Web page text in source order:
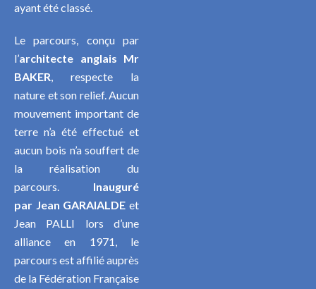
ayant été classé.
Le parcours, conçu par
l’architecte anglais Mr
BAKER, respecte la
nature et son relief. Aucun
mouvement important de
terre n’a été effectué et
aucun bois n’a souffert de
la réalisation du
parcours. Inauguré
par Jean GARAIALDE et
Jean PALLI lors d’une
alliance en 1971, le
parcours est affilié auprès
de la Fédération Française